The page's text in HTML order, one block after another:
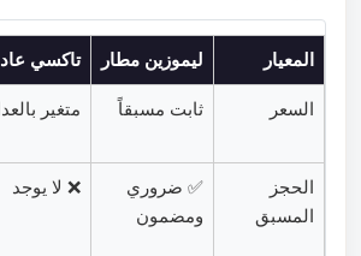
المعيار ليموزين مطار تاكسي عادي
السعر ثابت مسبقاً متغير بالعداد
الحجز
المسبق
✅ ضروري
ومضمون
❌ لا يوجد